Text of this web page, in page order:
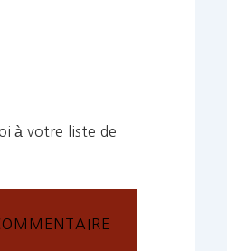
à votre liste de